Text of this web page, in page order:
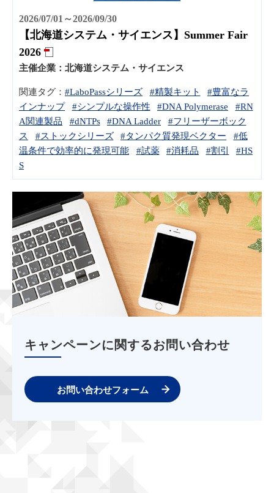
2026/07/01～2026/09/30
【北海道システム・サイエンス】Summer Fair
2026
主催企業： 北海道システム・サイエンス
関連タグ： #LaboPassシリーズ #精製キット
#豊富なラ
インナップ
#シンプルな操作性 #DNA Polymerase
#RN
A関連製品
#dNTPs #DNA Ladder
#フリーザーボック
ス
#ストックシリーズ #タンパク質発現ベクター
#低
温条件で効率的に発現可能
#試薬 #消耗品 #割引
#HS
S
キャンペーンに関するお問い合わせ
お問い合わせフォーム